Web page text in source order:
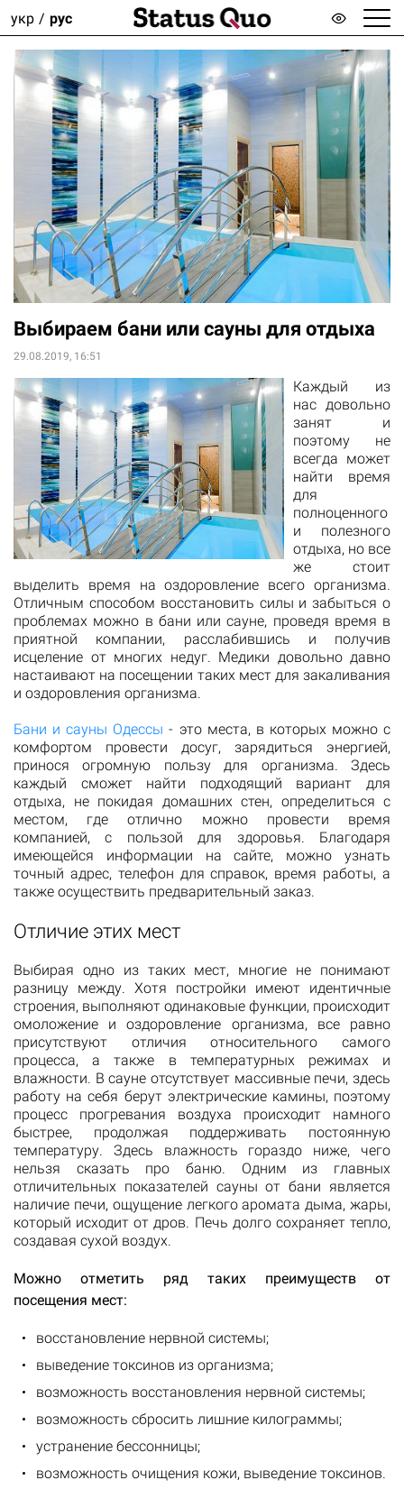
укр рус
Выбираем бани или сауны для отдыха
29.08.2019, 16:51
Каждый из
нас довольно
занят и
поэтому не
всегда может
найти время
для
полноценного
и полезного
отдыха, но все
же стоит
выделить время на оздоровление всего организма.
Отличным способом восстановить силы и забыться о
проблемах можно в бани или сауне, проведя время в
приятной компании, расслабившись и получив
исцеление от многих недуг. Медики довольно давно
настаивают на посещении таких мест для закаливания
и оздоровления организма.
Бани и сауны Одессы - это места, в которых можно с
комфортом провести досуг, зарядиться энергией,
принося огромную пользу для организма. Здесь
каждый сможет найти подходящий вариант для
отдыха, не покидая домашних стен, определиться с
местом, где отлично можно провести время
компанией, с пользой для здоровья. Благодаря
имеющейся информации на сайте, можно узнать
точный адрес, телефон для справок, время работы, а
также осуществить предварительный заказ.
Отличие этих мест
Выбирая одно из таких мест, многие не понимают
разницу между. Хотя постройки имеют идентичные
строения, выполняют одинаковые функции, происходит
омоложение и оздоровление организма, все равно
присутствуют отличия относительного самого
процесса, а также в температурных режимах и
влажности. В сауне отсутствует массивные печи, здесь
работу на себя берут электрические камины, поэтому
процесс прогревания воздуха происходит намного
быстрее, продолжая поддерживать постоянную
температуру. Здесь влажность гораздо ниже, чего
нельзя сказать про баню. Одним из главных
отличительных показателей сауны от бани является
наличие печи, ощущение легкого аромата дыма, жары,
который исходит от дров. Печь долго сохраняет тепло,
создавая сухой воздух.
Можно отметить ряд таких преимуществ от
посещения мест:
восстановление нервной системы;
выведение токсинов из организма;
возможность восстановления нервной системы;
возможность сбросить лишние килограммы;
устранение бессонницы;
возможность очищения кожи, выведение токсинов.